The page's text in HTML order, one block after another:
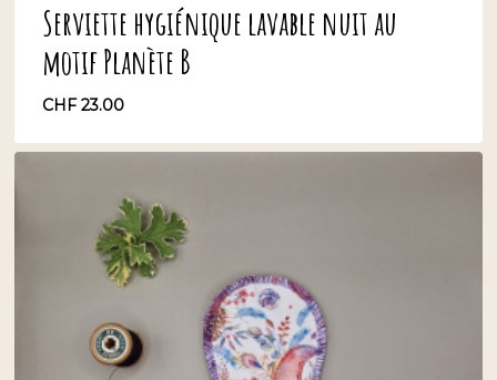
Serviette hygiénique lavable nuit au
motif Planète B
CHF23.00
CHF23.00